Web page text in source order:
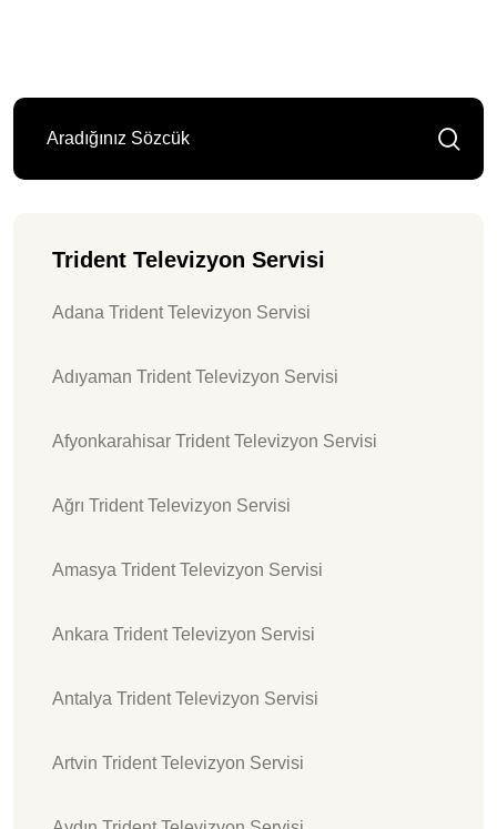
Trident Televizyon Servisi
Adana Trident Televizyon Servisi
Adıyaman Trident Televizyon Servisi
Afyonkarahisar Trident Televizyon Servisi
Ağrı Trident Televizyon Servisi
Amasya Trident Televizyon Servisi
Ankara Trident Televizyon Servisi
Antalya Trident Televizyon Servisi
Artvin Trident Televizyon Servisi